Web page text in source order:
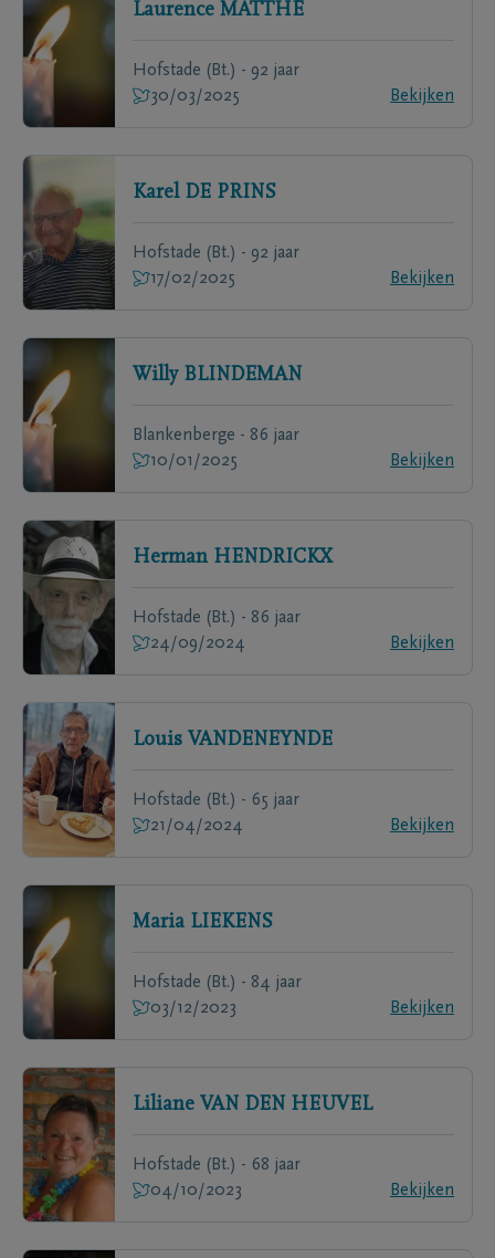
Laurence MATTHÉ
Hofstade (Bt.) - 92 jaar
30/03/2025
Bekijken
Karel DE PRINS
Hofstade (Bt.) - 92 jaar
17/02/2025
Bekijken
Willy BLINDEMAN
Blankenberge - 86 jaar
10/01/2025
Bekijken
Herman HENDRICKX
Hofstade (Bt.) - 86 jaar
24/09/2024
Bekijken
Louis VANDENEYNDE
Hofstade (Bt.) - 65 jaar
21/04/2024
Bekijken
Maria LIEKENS
Hofstade (Bt.) - 84 jaar
03/12/2023
Bekijken
Liliane VAN DEN HEUVEL
Hofstade (Bt.) - 68 jaar
04/10/2023
Bekijken